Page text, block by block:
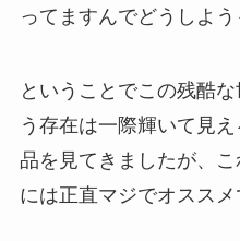
ってますんでどうしよう
ということでこの残酷
う存在は一際輝いて見
品を見てきましたが、
には正直マジでオススメ